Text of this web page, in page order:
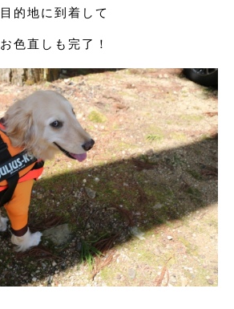
目的地に到着して
お色直しも完了！